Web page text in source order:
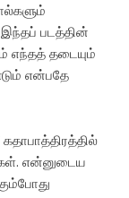
படத்தின்
எந்தத் தடையும்
என்பதே
என்னுடைய